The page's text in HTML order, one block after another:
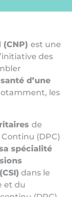
est une
des
d’une
les
de
(DPC)
spécialité
dans le
et du